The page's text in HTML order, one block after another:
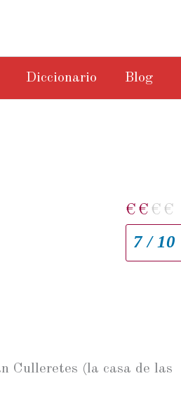
Diccionario Blog
€ € € €
7 / 10
Culleretes (la casa de las